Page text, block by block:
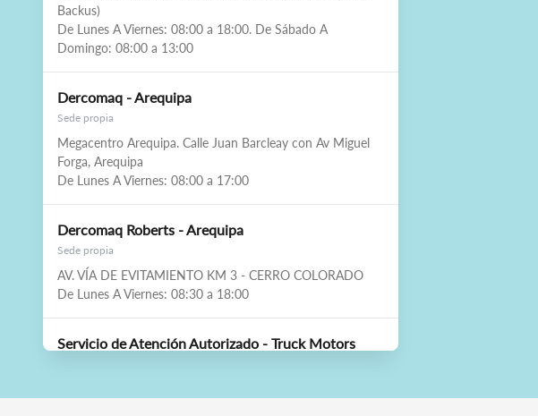
Backus)
De Lunes A Viernes: 08:00 a 18:00. De Sábado A
Domingo: 08:00 a 13:00
Dercomaq - Arequipa
Sede propia
Megacentro Arequipa. Calle Juan Barcleay con Av Miguel
Forga, Arequipa
De Lunes A Viernes: 08:00 a 17:00
Dercomaq Roberts - Arequipa
Sede propia
AV. VÍA DE EVITAMIENTO KM 3 - CERRO COLORADO
De Lunes A Viernes: 08:30 a 18:00
Servicio de Atención Autorizado - Truck Motors